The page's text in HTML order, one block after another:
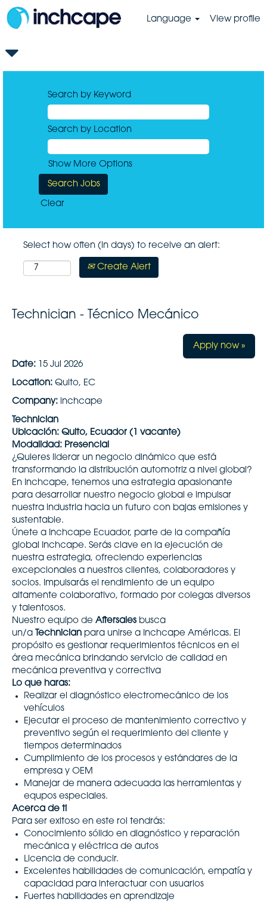
Language View profile
Search by Keyword
Search by Location
Show More Options
Clear
Select how often (in days) to receive an alert:
Create Alert
Technician - Técnico Mecánico
Apply now »
Date: 15 Jul 2026
Location: Quito, EC
Company: inchcape
Technician
Ubicación: Quito, Ecuador (1 vacante)
Modalidad: Presencial
¿Quieres liderar un negocio dinámico que está
transformando la distribución automotriz a nivel global?
En Inchcape, tenemos una estrategia apasionante
para desarrollar nuestro negocio global e impulsar
nuestra industria hacia un futuro con bajas emisiones y
sustentable.
Únete a Inchcape Ecuador, parte de la compañía
global Inchcape. Serás clave en la ejecución de
nuestra estrategia, ofreciendo experiencias
excepcionales a nuestros clientes, colaboradores y
socios. Impulsarás el rendimiento de un equipo
altamente colaborativo, formado por colegas diversos
y talentosos.
Nuestro equipo de Aftersales busca
un/a Technician para unirse a Inchcape Américas. El
propósito es gestionar requerimientos técnicos en el
área mecánica brindando servicio de calidad en
mecánica preventiva y correctiva
Lo que haras:
Realizar el diagnóstico electromecánico de los
vehículos
Ejecutar el proceso de mantenimiento correctivo y
preventivo según el requerimiento del cliente y
tiempos determinados
Cumplimiento de los procesos y estándares de la
empresa y OEM
Manejar de manera adecuada las herramientas y
equpos especiales.
Acerca de ti
Para ser exitoso en este rol tendrás:
Conocimiento sólido en diagnóstico y reparación
mecánica y eléctrica de autos
Licencia de conducir.
Excelentes habilidades de comunicación, empatía y
capacidad para interactuar con usuarios
Fuertes habilidades en aprendizaje